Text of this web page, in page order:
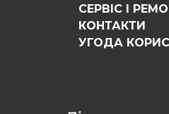
СЕРВІС І
КОНТАКТИ
УГОДА